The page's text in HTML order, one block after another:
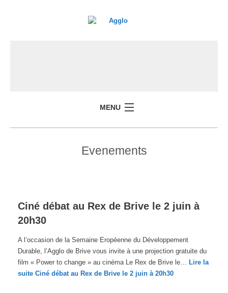
MENU
Evenements
Ciné débat au Rex de Brive le 2 juin à
20h30
A l’occasion de la Semaine Eropéenne du Développement
Durable, l’Agglo de Brive vous invite à une projection gratuite du
film « Power to change » au cinéma Le Rex de Brive le… Lire la
suiteCiné débat au Rex de Brive le 2 juin à 20h30